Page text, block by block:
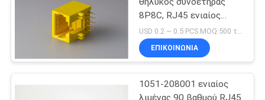
8P8C, RJ45 ενιαίος
κίτρινος χρυσός του
Jack λιμένων
μορφωματικός που
USD 0.2 ~ 0.5 PCS MOQ:500 τμχ
ΕΠΙΚΟΙΝΩΝΊΑ
1051-208001 ενιαίος
λιμένας 90 βαθμού RJ45